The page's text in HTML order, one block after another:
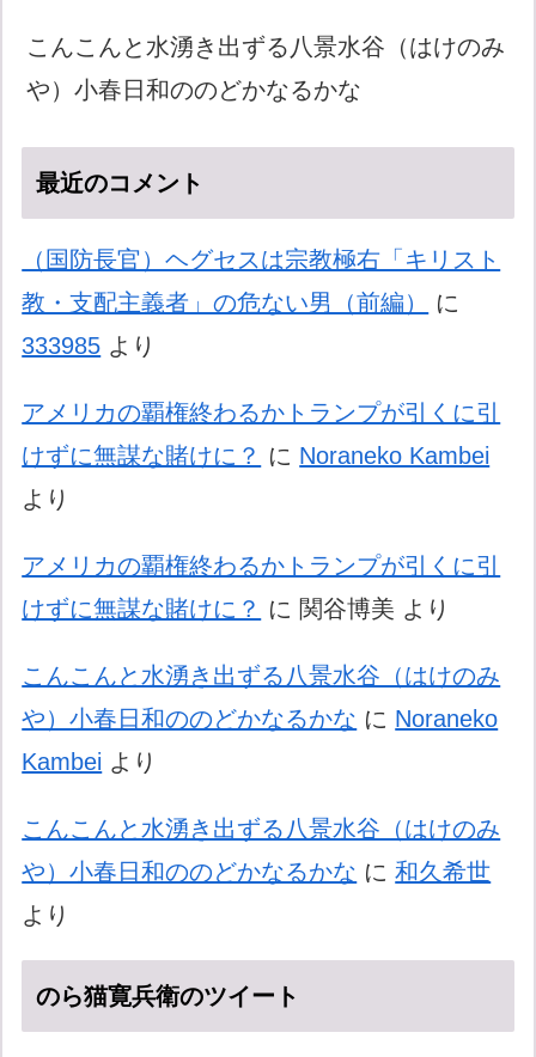
こんこんと水湧き出ずる八景水谷（はけのみ
や）小春日和ののどかなるかな
最近のコメント
（国防長官）ヘグセスは宗教極右「キリスト
教・支配主義者」の危ない男（前編）
に
333985 より
アメリカの覇権終わるかトランプが引くに引
けずに無謀な賭けに？ に Noraneko Kambei
より
アメリカの覇権終わるかトランプが引くに引
けずに無謀な賭けに？ に 関谷博美 より
こんこんと水湧き出ずる八景水谷（はけのみ
や）小春日和ののどかなるかな に Noraneko
Kambei より
こんこんと水湧き出ずる八景水谷（はけのみ
や）小春日和ののどかなるかな に和久希世
より
のら猫寛兵衛のツイート